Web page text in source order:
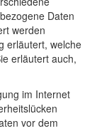
Daten
werden
erläutert, welche
erläutert auch,
im Internet
vor dem